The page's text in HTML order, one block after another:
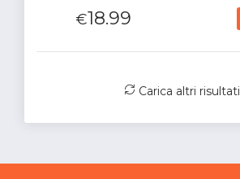
€18.99
Carica altri risultati